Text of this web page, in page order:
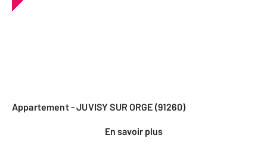
Appartement - JUVISY SUR ORGE (91260)
En savoir plus